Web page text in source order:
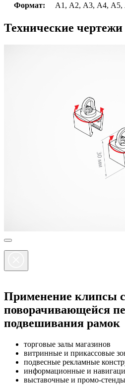
Формат:
А1, А2, А3, А4, А5,
Технические
Применение клипсы с
поворачивающейся
подвешивания рамок
торговые залы магазинов
витринные и прикассовые
подвесные рекламные
информационные и
выставочные и промо-стенды